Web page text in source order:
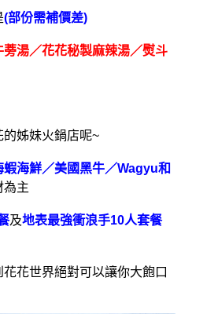
(部份需補價差)
湯／花花秘製麻辣湯／熨斗
姊妹火鍋店呢~
蝦海鮮／美國黑牛／Wagyu和
為主
及地表最強衝浪手10人套餐
花世界絕對可以讓你大飽口